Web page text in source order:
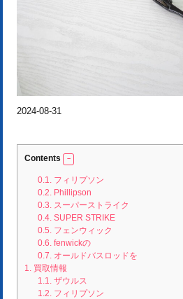
2024-08-31
Contents
0.1.フィリプソン
0.2.Phillipson
0.3.スーパーストライク
0.4.SUPER STRIKE
0.5.フェンウィック
0.6.fenwickの
0.7.オールドバスロッドを
1. 買取情報
1.1.ザウルス
1.2.フィリプソン